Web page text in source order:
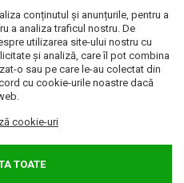
conținutul și anunțurile, pentru a
a analiza traficul nostru. De
utilizarea site-ului nostru cu
și analiză, care îl pot combina
o sau pe care le-au colectat din
cu cookie-urile noastre dacă
cookie-uri
TOATE